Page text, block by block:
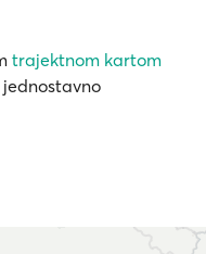
trajektnom kartom